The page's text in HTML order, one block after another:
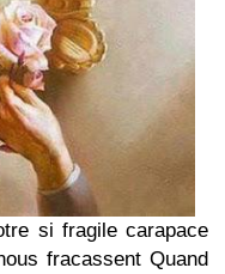
si fragile carapace
fracassent Quand